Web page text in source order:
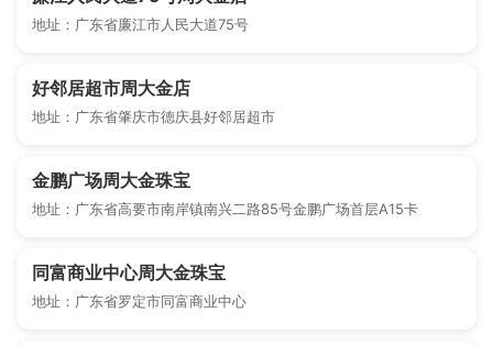
地址：广东省廉江市人民大道75号
好邻居超市周大金店
地址：广东省肇庆市德庆县好邻居超市
金鹏广场周大金珠宝
地址：广东省高要市南岸镇南兴二路85号金鹏广场首层A15卡
同富商业中心周大金珠宝
地址：广东省罗定市同富商业中心